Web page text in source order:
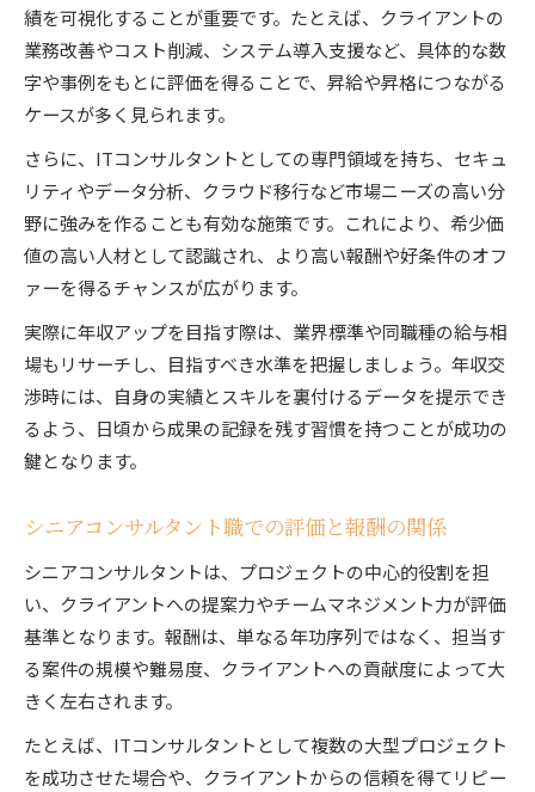
績を可視化することが重要です。たとえば、クライアントの
業務改善やコスト削減、システム導入支援など、具体的な数
字や事例をもとに評価を得ることで、昇給や昇格につながる
ケースが多く見られます。
さらに、ITコンサルタントとしての専門領域を持ち、セキュ
リティやデータ分析、クラウド移行など市場ニーズの高い分
野に強みを作ることも有効な施策です。これにより、希少価
値の高い人材として認識され、より高い報酬や好条件のオフ
ァーを得るチャンスが広がります。
実際に年収アップを目指す際は、業界標準や同職種の給与相
場もリサーチし、目指すべき水準を把握しましょう。年収交
渉時には、自身の実績とスキルを裏付けるデータを提示でき
るよう、日頃から成果の記録を残す習慣を持つことが成功の
鍵となります。
シニアコンサルタント職での評価と報酬の関係
シニアコンサルタントは、プロジェクトの中心的役割を担
い、クライアントへの提案力やチームマネジメント力が評価
基準となります。報酬は、単なる年功序列ではなく、担当す
る案件の規模や難易度、クライアントへの貢献度によって大
きく左右されます。
たとえば、ITコンサルタントとして複数の大型プロジェクト
を成功させた場合や、クライアントからの信頼を得てリピー